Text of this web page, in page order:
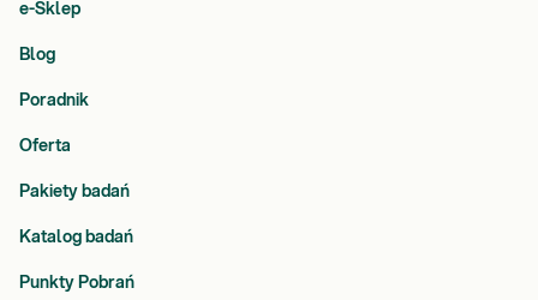
e-Sklep
Blog
Poradnik
Oferta
Pakiety badań
Katalog badań
Punkty Pobrań